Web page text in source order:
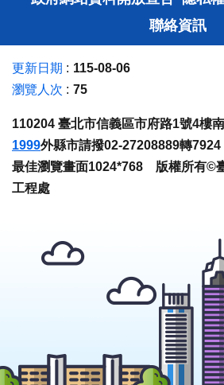
聯絡資訊
更新日期
115-08-06
瀏覽人次
75
110204 臺北市信義區市府路1號4樓
1999外縣市請撥02-27208889轉7924
最佳瀏覽畫面1024*768 版權所有©
工程處